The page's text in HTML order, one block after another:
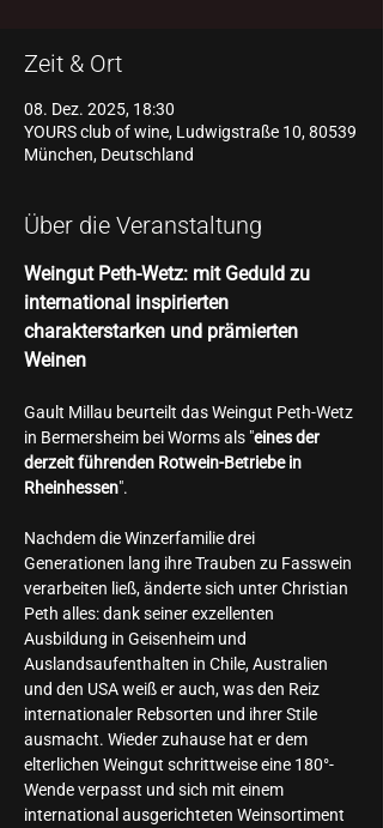
Zeit & Ort
08. Dez. 2025, 18:30
YOURS club of wine, Ludwigstraße 10, 80539
München, Deutschland
Über die Veranstaltung
Weingut Peth-Wetz: mit Geduld zu
international inspirierten
charakterstarken und prämierten
Weinen
Gault Millau beurteilt das Weingut Peth-Wetz
in Bermersheim bei Worms als "eines der
derzeit führenden Rotwein-Betriebe in
Rheinhessen".
Nachdem die Winzerfamilie drei
Generationen lang ihre Trauben zu Fasswein
verarbeiten ließ, änderte sich unter Christian
Peth alles: dank seiner exzellenten
Ausbildung in Geisenheim und
Auslandsaufenthalten in Chile, Australien
und den USA weiß er auch, was den Reiz
internationaler Rebsorten und ihrer Stile
ausmacht. Wieder zuhause hat er dem
elterlichen Weingut schrittweise eine 180°-
Wende verpasst und sich mit einem
international ausgerichteten Weinsortiment